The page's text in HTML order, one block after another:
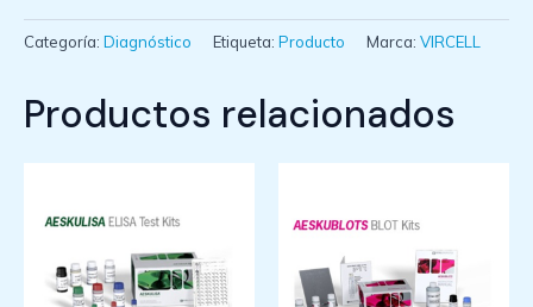
Categoría: Diagnóstico Etiqueta: Producto Marca: VIRCELL
Productos relacionados